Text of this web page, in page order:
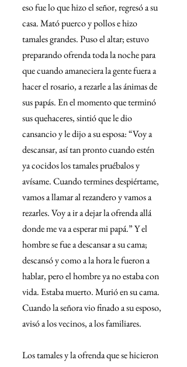
eso fue lo que hizo el señor, regresó a su
casa. Mató puerco y pollos e hizo
tamales grandes. Puso el altar; estuvo
preparando ofrenda toda la noche para
que cuando amaneciera la gente fuera a
hacer el rosario, a rezarle a las ánimas de
sus papás. En el momento que terminó
sus quehaceres, sintió que le dio
cansancio y le dijo a su esposa: “Voy a
descansar, así tan pronto cuando estén
ya cocidos los tamales pruébalos y
avísame. Cuando termines despiértame,
vamos a llamar al rezandero y vamos a
rezarles. Voy a ir a dejar la ofrenda allá
donde me va a esperar mi papá.” Y el
hombre se fue a descansar a su cama;
descansó y como a la hora le fueron a
hablar, pero el hombre ya no estaba con
vida. Estaba muerto. Murió en su cama.
Cuando la señora vio finado a su esposo,
avisó a los vecinos, a los familiares.
Los tamales y la ofrenda que se hicieron